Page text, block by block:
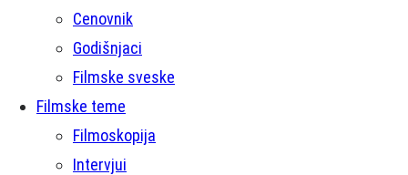
Cenovnik
Godišnjaci
Filmske sveske
Filmske teme
Filmoskopija
Intervjui